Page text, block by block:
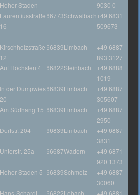
Hoher Staden
9030 0
Laurentiusstraße
16
66773Schwalbach+49 6831
509673
Kirschholzstraße
12
66839Limbach
+49 6887
893 3127
Auf Höchsten 4 66822Steinbach
+49 6888
1019
In der Dumpwies
20
66839Limbach
+49 6887
305607
Am Südhang 15 66839Limbach
+49 6887
2950
Dorfstr. 204 66839Limbach
+49 6887
3831
Unterstr. 25a 66687Wadern
+49 6871
920 1373
Hoher Staden 5 66839Schmelz
+49 6887
30060
Hans-Schardt-
66822Lebach
+49 6881